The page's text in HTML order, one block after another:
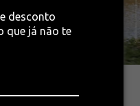
desconto
que já não te